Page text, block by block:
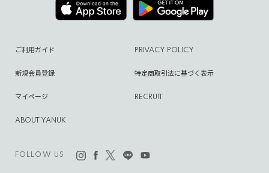
FOLLOW US
ご利用ガイド PRIVACY POLICY
新規会員登録 特定商取引法に基づく表示
マイページ RECRUIT
ABOUT YANUK